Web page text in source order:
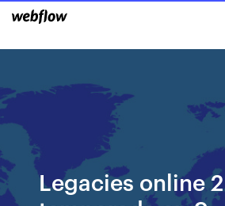
Legacies online 2